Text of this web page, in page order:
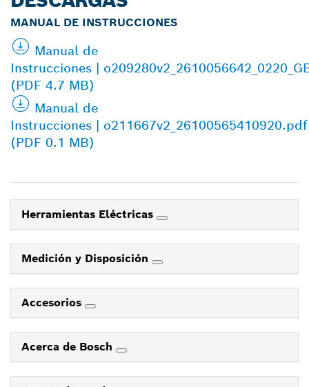
MANUAL DE INSTRUCCIONES
Manual de
Instrucciones |
(PDF 4.7 MB)
Manual de
Instrucciones | o211667v2_26100565410920.pdf
(PDF 0.1 MB)
Herramientas Eléctricas
Medición y Disposición
Accesorios
Acerca de Bosch